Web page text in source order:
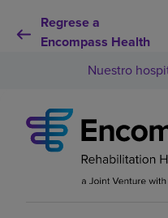
Regrese a
Encompass Health
Por qué debe elegirnos
Servicios de rehabilitación
Nuestro